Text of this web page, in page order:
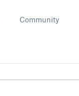
Community